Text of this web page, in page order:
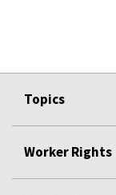
Topics
Worker Rights